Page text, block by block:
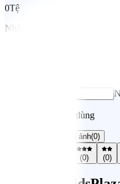
0Tệ
Nhấn vào đây để nhận xét về
Nhận xét từ người dùng
Có hình ảnh(0)
(0) (0)